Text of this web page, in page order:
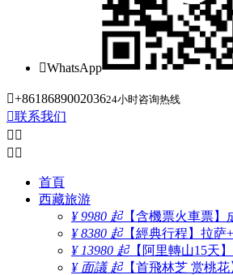
WhatsApp
+861868900203624小时咨询热线
联系我们
 
 
首頁
西藏旅游
¥ 9980 起【含機票火車票】
¥ 8380 起【經典行程】拉萨
¥ 13980 起【阿里轉山15天
¥ 面議 起【首飛林芝 赏桃花